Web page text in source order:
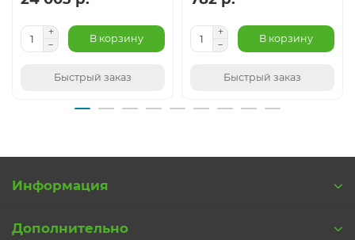
В корзину
Быстрый заказ
В корзину
Быстрый заказ
Информация
Дополнительно